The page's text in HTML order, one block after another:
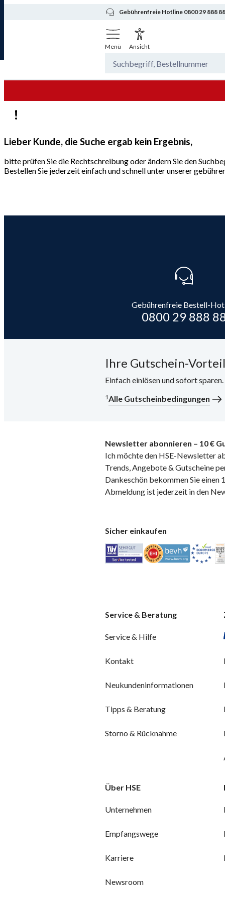
Gebührenfreie Hotline 0800 29 888 88
Menü Ansicht
Lieber Kunde, die Suche ergab kein Ergebnis,
bitte prüfen Sie die Rechtschreibung oder ändern Sie den
Bestellen Sie jederzeit einfach und schnell unter unserer
Gebührenfreie Bestell-
0800 29 888
Ihre Gutschein-
Einfach einlösen und sofort
1Alle Gutscheinbedingungen
Newsletter abonnieren – 10 €
Ich möchte den HSE-Newsletter
Trends, Angebote & Gutscheine
Dankeschön bekommen Sie einen
Abmeldung ist jederzeit in den
Sicher einkaufen
Service & Beratung
Service & Hilfe
Kontakt
Neukundeninformationen
Tipps & Beratung
Storno & Rücknahme
Über HSE
Unternehmen
Empfangswege
Karriere
Newsroom